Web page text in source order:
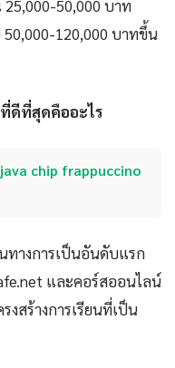
50,000 บาท
120,000 บาทขึ้น
ที่ดีที่สุดคืออะไร
chip frappuccino
ทางการเป็นอันดับแรก
และคอร์สออนไลน์
งสร้างการเรียนที่เป็น